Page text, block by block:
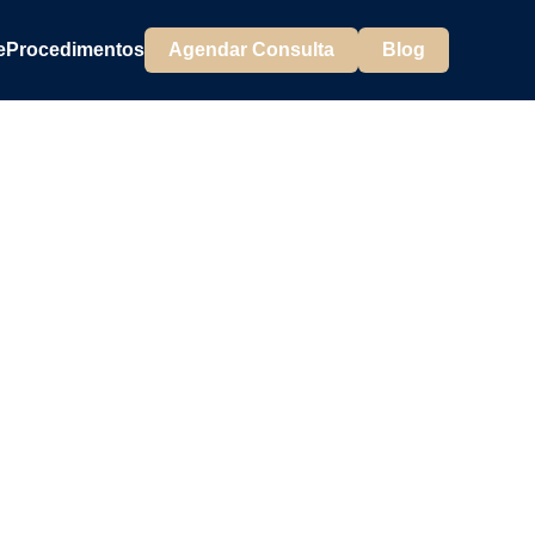
Procedimentos Agendar Consulta Blog